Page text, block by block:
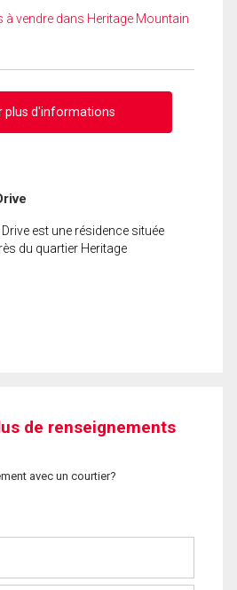
à vendre dans Heritage Mountain
plus d'informations
est une résidence située
du quartier Heritage
de renseignements
avec un courtier?